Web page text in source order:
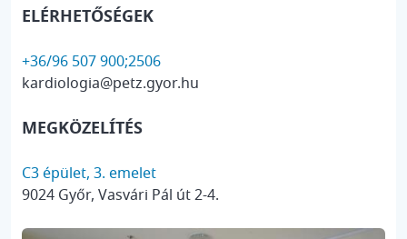
ELÉRHETŐSÉGEK
+36/96 507 900;2506
kardiologia@petz.gyor.hu
MEGKÖZELÍTÉS
C3 épület, 3. emelet
9024 Győr, Vasvári Pál út 2-4.